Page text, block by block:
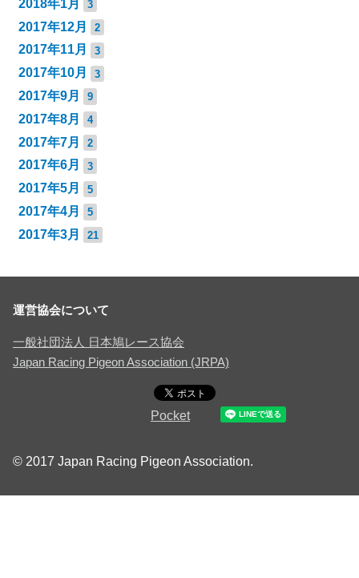
2018年1月 3
2017年12月 2
2017年11月 3
2017年10月 3
2017年9月 9
2017年8月 4
2017年7月 2
2017年6月 3
2017年5月 5
2017年4月 5
2017年3月 21
運営協会について
一般社団法人 日本鳩レース協会
Japan Racing Pigeon Association (JRPA)
Pocket
© 2017 Japan Racing Pigeon Association.